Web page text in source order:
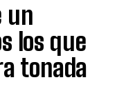
un
los que
tonada